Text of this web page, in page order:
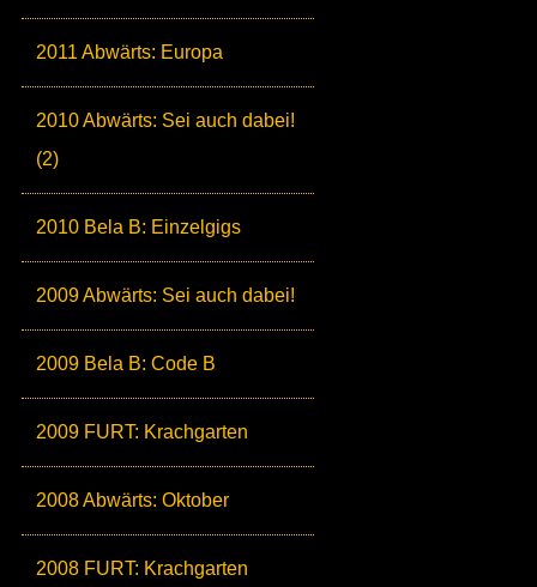
2011 Abwärts: Europa
2010 Abwärts: Sei auch dabei!
(2)
2010 Bela B: Einzelgigs
2009 Abwärts: Sei auch dabei!
2009 Bela B: Code B
2009 FURT: Krachgarten
2008 Abwärts: Oktober
2008 FURT: Krachgarten